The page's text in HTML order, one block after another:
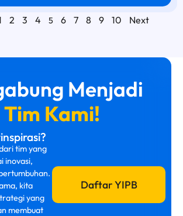
2 3 4 5 6 7 8 9 10 Next
Menjadi
Tim Kami!
tim yang
inovasi,
kita
yang
membuat
Daftar YIPB